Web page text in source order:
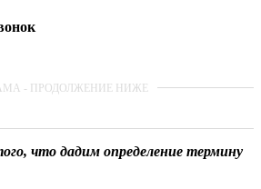
что дадим определение термину